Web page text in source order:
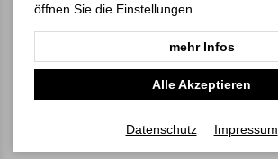
öffnen Sie die Einstellungen.
mehr Infos
Alle Akzeptieren
Datenschutz Impressum